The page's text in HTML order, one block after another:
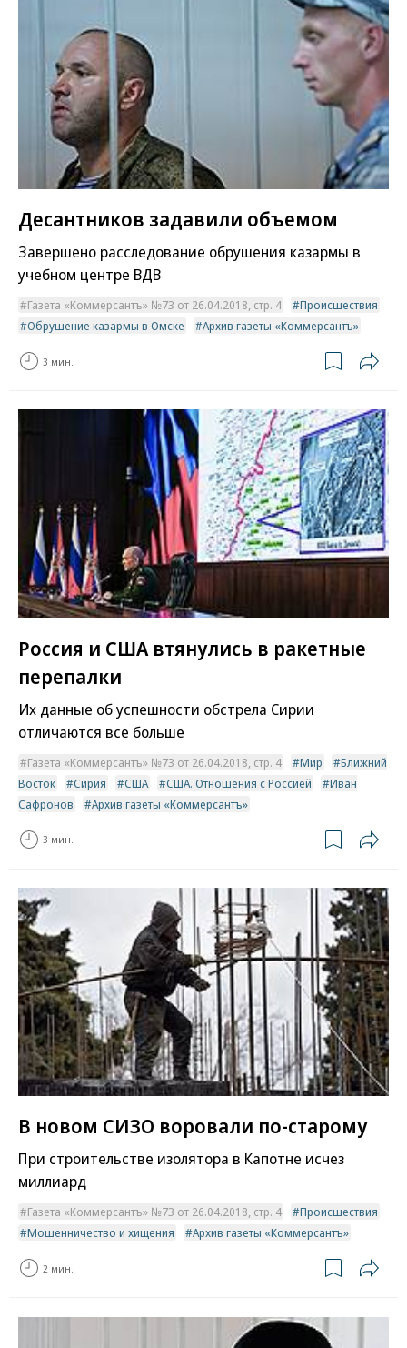
Десантников задавили объемом
Завершено расследование обрушения казармы в
учебном центре ВДВ
Газета «Коммерсантъ» №73 от 26.04.2018, стр. 4
Происшествия
Обрушение казармы в Омске
Архив газеты «Коммерсантъ»
3 мин.
Россия и США втянулись в ракетные
перепалки
Их данные об успешности обстрела Сирии
отличаются все больше
Газета «Коммерсантъ» №73 от 26.04.2018, стр. 4 Мир
Ближний
Восток
Сирия США США. Отношения с Россией
Иван
Сафронов
Архив газеты «Коммерсантъ»
3 мин.
В новом СИЗО воровали по-старому
При строительстве изолятора в Капотне исчез
миллиард
Газета «Коммерсантъ» №73 от 26.04.2018, стр. 4
Происшествия
Мошенничество и хищения
Архив газеты «Коммерсантъ»
2 мин.